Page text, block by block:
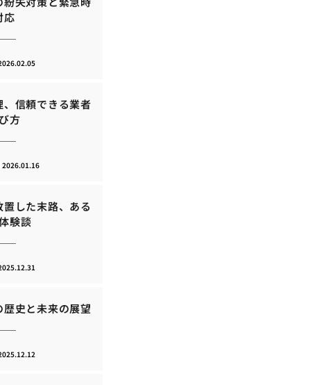
応
、信頼できる業者
方
2026.01.16
した末路、ある
験談
史と未来の展望